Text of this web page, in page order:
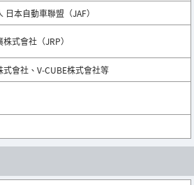
日本自動車聯盟（JAF）
式會社（JRP）
會社、V-CUBE株式會社等